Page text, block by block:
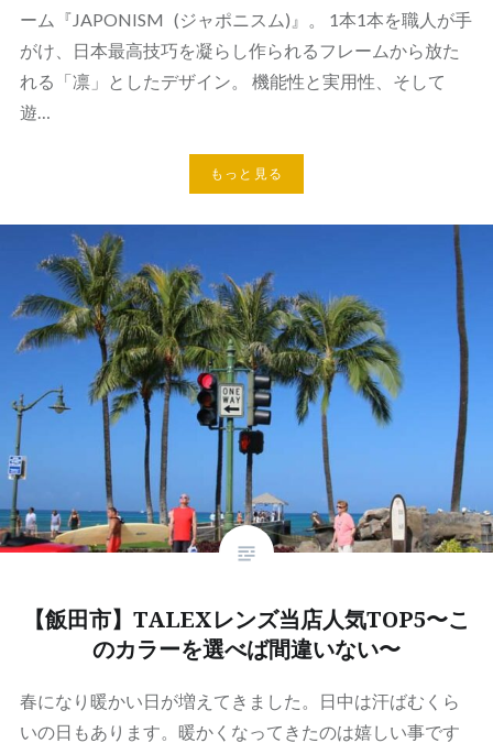
ーム『JAPONISM (ジャポニスム)』。 1本1本を職人が手
がけ、日本最高技巧を凝らし作られるフレームから放た
れる「凛」としたデザイン。 機能性と実用性、そして
遊…
もっと見る
【飯田市】TALEXレンズ当店人気TOP5〜こ
のカラーを選べば間違いない〜
春になり暖かい日が増えてきました。日中は汗ばむくら
いの日もあります。暖かくなってきたのは嬉しい事です